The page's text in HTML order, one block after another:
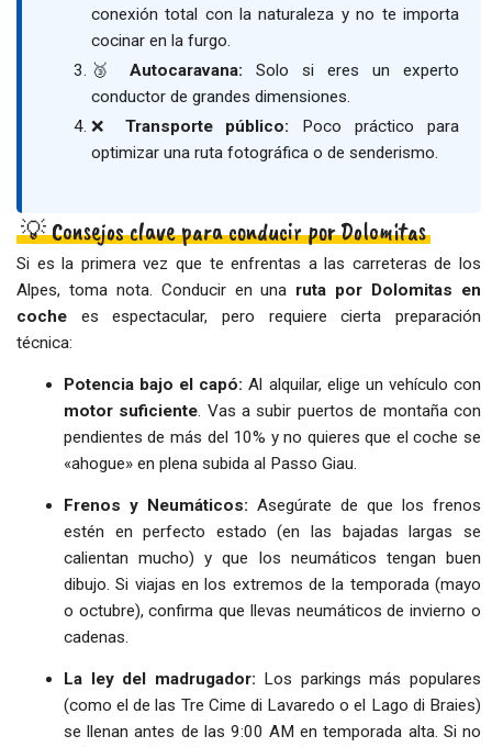
conexión total con la naturaleza y no te importa
cocinar en la furgo.
🥉 Autocaravana: Solo si eres un experto
conductor de grandes dimensiones.
❌ Transporte público: Poco práctico para
optimizar una ruta fotográfica o de senderismo.
💡 Consejos clave para conducir por Dolomitas
Si es la primera vez que te enfrentas a las carreteras de los
Alpes, toma nota. Conducir en una ruta por Dolomitas en
coche es espectacular, pero requiere cierta preparación
técnica:
Potencia bajo el capó: Al alquilar, elige un vehículo con
motor suficiente. Vas a subir puertos de montaña con
pendientes de más del 10% y no quieres que el coche se
«ahogue» en plena subida al Passo Giau.
Frenos y Neumáticos: Asegúrate de que los frenos
estén en perfecto estado (en las bajadas largas se
calientan mucho) y que los neumáticos tengan buen
dibujo. Si viajas en los extremos de la temporada (mayo
o octubre), confirma que llevas neumáticos de invierno o
cadenas.
La ley del madrugador: Los parkings más populares
(como el de las Tre Cime di Lavaredo o el Lago di Braies)
se llenan antes de las 9:00 AM en temporada alta. Si no